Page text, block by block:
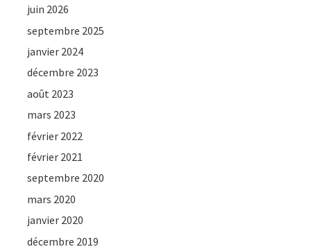
juin 2026
septembre 2025
janvier 2024
décembre 2023
août 2023
mars 2023
février 2022
février 2021
septembre 2020
mars 2020
janvier 2020
décembre 2019